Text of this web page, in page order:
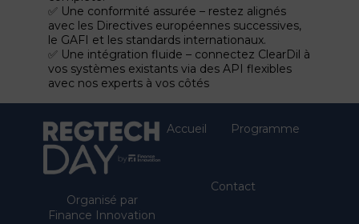
✅ Une conformité assurée – restez alignés
avec les Directives européennes successives,
le GAFI et les standards internationaux.
✅ Une intégration fluide – connectez ClearDil à
vos systèmes existants via des API flexibles
avec nos experts à vos côtés
Organisé par
Finance Innovation
Accueil Programme
Contact